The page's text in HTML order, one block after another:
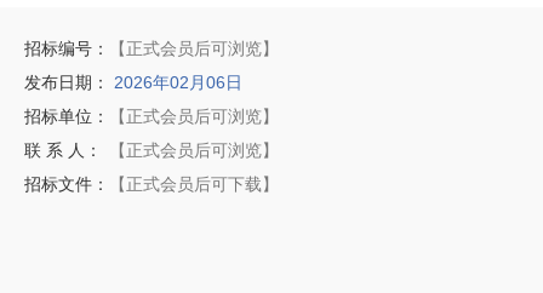
招标编号：
【正式会员后可浏览】
发布日期：
2026年02月06日
招标单位：
【正式会员后可浏览】
联 系 人：
【正式会员后可浏览】
招标文件：
【正式会员后可下载】